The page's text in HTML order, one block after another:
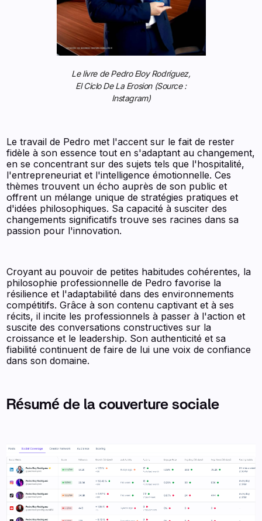
Le livre de Pedro Eloy Rodríguez,
El Ciclo De La Erosion (Source :
Instagram)
Le travail de Pedro met l'accent sur le fait de rester
fidèle à son essence tout en s'adaptant au changement,
en se concentrant sur des sujets tels que l'hospitalité,
l'entrepreneuriat et l'intelligence émotionnelle. Ces
thèmes trouvent un écho auprès de son public et
offrent un mélange unique de stratégies pratiques et
d'idées philosophiques. Sa capacité à susciter des
changements significatifs trouve ses racines dans sa
passion pour l'innovation.
Croyant au pouvoir de petites habitudes cohérentes, la
philosophie professionnelle de Pedro favorise la
résilience et l'adaptabilité dans des environnements
compétitifs. Grâce à son contenu captivant et à ses
récits, il incite les professionnels à passer à l'action et
suscite des conversations constructives sur la
croissance et le leadership. Son authenticité et sa
fiabilité continuent de faire de lui une voix de confiance
dans son domaine.
Résumé de la couverture sociale